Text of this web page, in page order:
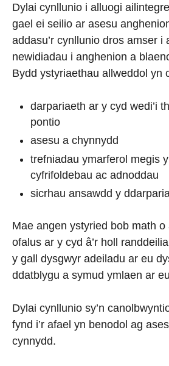
Dylai cynllunio i alluogi
gael ei seilio ar asesu
addasu’r cynllunio dros amser i
newidiadau i anghenion a
Bydd ystyriaethau allweddol yn
darpariaeth ar y cyd wedi’i
pontio
asesu a chynnydd
trefniadau ymarferol megis
cyfrifoldebau ac adnoddau
sicrhau ansawdd y
Mae angen ystyried bob math
ofalus ar y cyd â’r holl
y gall dysgwyr adeiladu ar eu
ddatblygu a symud ymlaen ar
Dylai cynllunio sy’n
fynd i’r afael yn benodol ag
cynnydd.